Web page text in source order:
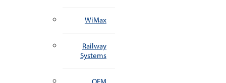
WiMax
Railway
Systems